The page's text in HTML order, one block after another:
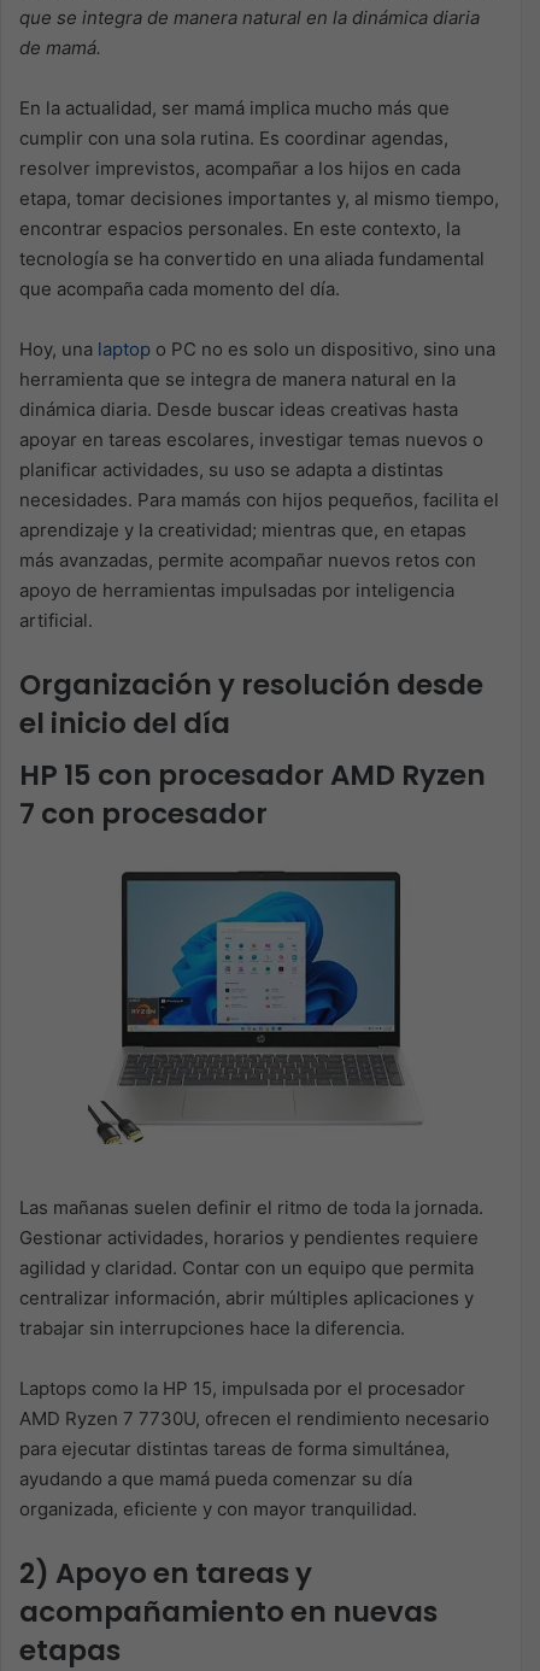
que se integra de manera natural en la dinámica diaria
de mamá.
En la actualidad, ser mamá implica mucho más que
cumplir con una sola rutina. Es coordinar agendas,
resolver imprevistos, acompañar a los hijos en cada
etapa, tomar decisiones importantes y, al mismo tiempo,
encontrar espacios personales. En este contexto, la
tecnología se ha convertido en una aliada fundamental
que acompaña cada momento del día.
Hoy, una laptop o PC no es solo un dispositivo, sino una
herramienta que se integra de manera natural en la
dinámica diaria. Desde buscar ideas creativas hasta
apoyar en tareas escolares, investigar temas nuevos o
planificar actividades, su uso se adapta a distintas
necesidades. Para mamás con hijos pequeños, facilita el
aprendizaje y la creatividad; mientras que, en etapas
más avanzadas, permite acompañar nuevos retos con
apoyo de herramientas impulsadas por inteligencia
artificial.
Organización y resolución desde
el inicio del día
HP 15 con procesador AMD Ryzen
7 con procesador
Las mañanas suelen definir el ritmo de toda la jornada.
Gestionar actividades, horarios y pendientes requiere
agilidad y claridad. Contar con un equipo que permita
centralizar información, abrir múltiples aplicaciones y
trabajar sin interrupciones hace la diferencia.
Laptops como la HP 15, impulsada por el procesador
AMD Ryzen 7 7730U, ofrecen el rendimiento necesario
para ejecutar distintas tareas de forma simultánea,
ayudando a que mamá pueda comenzar su día
organizada, eficiente y con mayor tranquilidad.
2) Apoyo en tareas y
acompañamiento en nuevas
etapas